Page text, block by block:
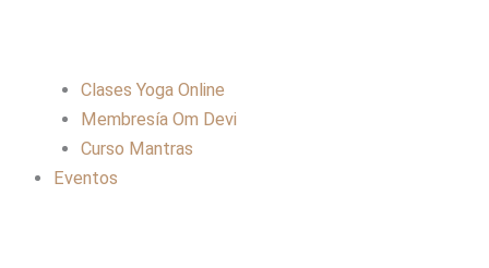
Clases Yoga Online
Membresía Om Devi
Curso Mantras
Eventos